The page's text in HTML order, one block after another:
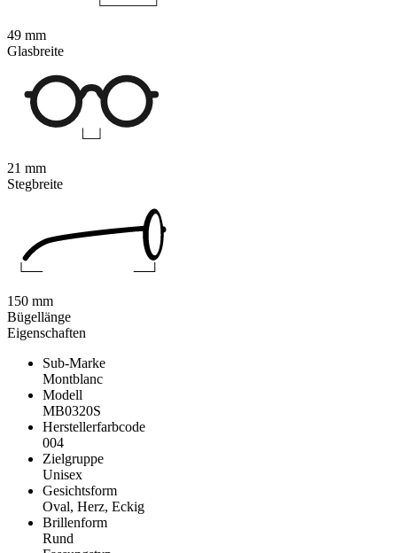
Eigenschaften
Sub-Marke
Montblanc
Modell
MB0320S
Herstellerfarbcode
004
Zielgruppe
Unisex
Gesichtsform
Oval, Herz, Eckig
Brillenform
Rund
49 mm
Glasbreite
21 mm
Stegbreite
150 mm
Bügellänge